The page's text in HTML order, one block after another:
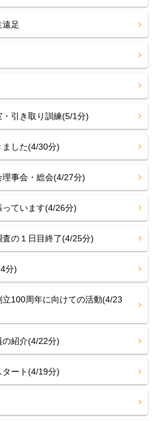
足
引き取り訓練(5/1分)
ました(4/30分)
事会・総会(4/27分)
ています(4/26分)
の１日目終了(4/25分)
分)
100周年に向けての活動(4/23
紹介(4/22分)
タート(4/19分)